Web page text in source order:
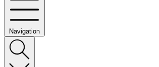
Navigation